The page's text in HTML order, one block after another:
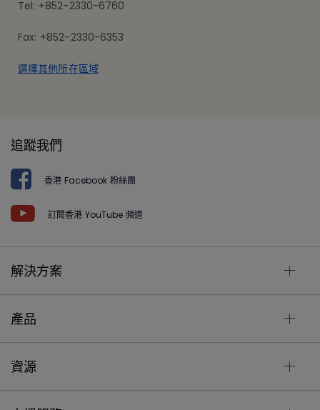
Tel: +852-2330-6760
Fax: +852-2330-6353
選擇其他所在區域
追蹤我們
香港 Facebook 粉絲團
訂閱香港 YouTube 頻道
解決方案
產品
資源